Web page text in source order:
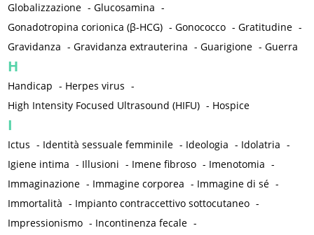
Globalizzazione -Glucosamina -
Gonadotropina corionica (β-HCG) -Gonococco -Gratitudine -
Gravidanza -Gravidanza extrauterina -Guarigione -Guerra
H
Handicap - Herpes virus -
High Intensity Focused Ultrasound (HIFU) - Hospice
I
Ictus - Identità sessuale femminile - Ideologia - Idolatria -
Igiene intima - Illusioni - Imene fibroso - Imenotomia -
Immaginazione - Immagine corporea - Immagine di sé -
Immortalità - Impianto contraccettivo sottocutaneo -
Impressionismo - Incontinenza fecale -